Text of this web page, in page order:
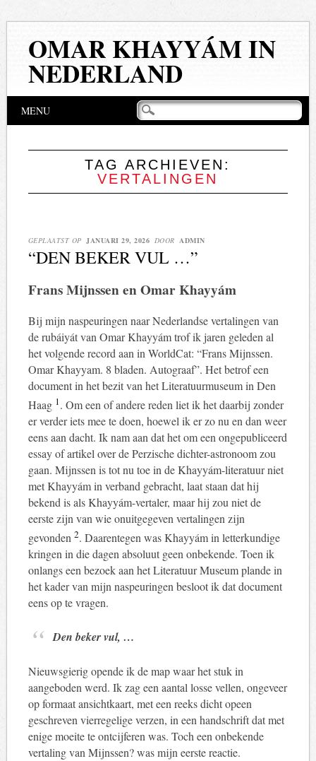
OMAR KHAYYÁM IN
NEDERLAND
Hoofdmenu
springen
MENU
TAG ARCHIEVEN:
VERTALINGEN
GEPLAATST OP JANUARI 29, 2026 DOOR ADMIN
“DEN BEKER VUL …”
Frans Mijnssen en Omar Khayyám
Bij mijn naspeuringen naar Nederlandse vertalingen van
de rubáiyát van Omar Khayyám trof ik jaren geleden al
het volgende record aan in WorldCat: “Frans Mijnssen.
Omar Khayyam. 8 bladen. Autograaf”. Het betrof een
document in het bezit van het Literatuurmuseum in Den
Haag 1. Om een of andere reden liet ik het daarbij zonder
er verder iets mee te doen, hoewel ik er zo nu en dan weer
eens aan dacht. Ik nam aan dat het om een ongepubliceerd
essay of artikel over de Perzische dichter-astronoom zou
gaan. Mijnssen is tot nu toe in de Khayyám-literatuur niet
met Khayyám in verband gebracht, laat staan dat hij
bekend is als Khayyám-vertaler, maar hij zou niet de
eerste zijn van wie onuitgegeven vertalingen zijn
gevonden 2. Daarentegen was Khayyám in letterkundige
kringen in die dagen absoluut geen onbekende. Toen ik
onlangs een bezoek aan het Literatuur Museum plande in
het kader van mijn naspeuringen besloot ik dat document
eens op te vragen.
Den beker vul, …
Nieuwsgierig opende ik de map waar het stuk in
aangeboden werd. Ik zag een aantal losse vellen, ongeveer
op formaat ansichtkaart, met een reeks dicht opeen
geschreven vierregelige verzen, in een handschrift dat met
enige moeite te ontcijferen was. Toch een onbekende
vertaling van Mijnssen? was mijn eerste reactie.